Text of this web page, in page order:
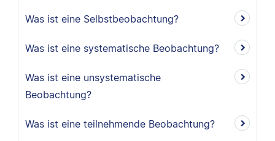
Was ist eine Selbstbeobachtung?
Was ist eine systematische Beobachtung?
Was ist eine unsystematische
Beobachtung?
Was ist eine teilnehmende Beobachtung?